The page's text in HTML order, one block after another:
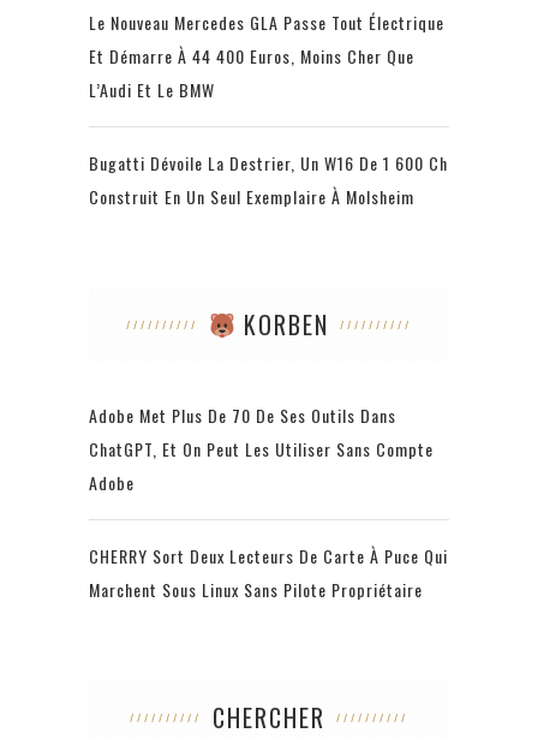
Le Nouveau Mercedes GLA Passe Tout Électrique
Et Démarre À 44 400 Euros, Moins Cher Que
L’Audi Et Le BMW
Bugatti Dévoile La Destrier, Un W16 De 1 600 Ch
Construit En Un Seul Exemplaire À Molsheim
KORBEN
Adobe Met Plus De 70 De Ses Outils Dans
ChatGPT, Et On Peut Les Utiliser Sans Compte
Adobe
CHERRY Sort Deux Lecteurs De Carte À Puce Qui
Marchent Sous Linux Sans Pilote Propriétaire
CHERCHER